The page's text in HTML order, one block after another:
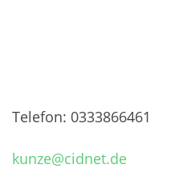
Telefon: 0333866461
kunze@cidnet.de